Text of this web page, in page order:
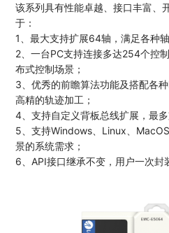
该系列具有性能卓越、接口丰富、
于：
1、最大支持扩展64轴，满足各种
2、一台PC支持连接多达254个控
布式控制场景；
3、优秀的前瞻算法功能及搭配各
高精的轨迹加工；
4、支持自定义背板总线扩展，最
5、支持Windows、Linux、
景的系统需求；
6、API接口继承不变，用户一次封